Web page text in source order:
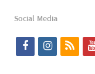
Social Media
f
i
r